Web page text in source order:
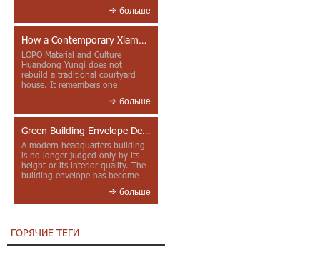
больше
How a Contemporary Xiamen Project Reframes Minnan Red Brick
LOPO Material and Culture
Huandong Yunqi does not
rebuild a traditional courtyard
house. It remembers one
больше
Green Building Envelope Design: Clay Sunscreen Fins for Modern Headquarters Architecture
A modern headquarters building
is no longer judged only by its
height or its interior quality. The
building envelope has become
больше
ГОРЯЧИЕ ТЕГИ